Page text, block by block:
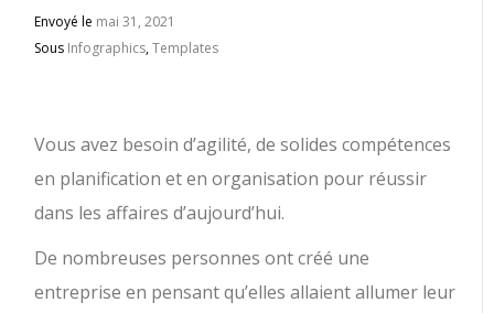
Envoyé le mai 31, 2021
Sous Infographics,Templates
Vous avez besoin d’agilité, de solides compétences
en planification et en organisation pour réussir
dans les affaires d’aujourd’hui.
De nombreuses personnes ont créé une
entreprise en pensant qu’elles allaient allumer leur